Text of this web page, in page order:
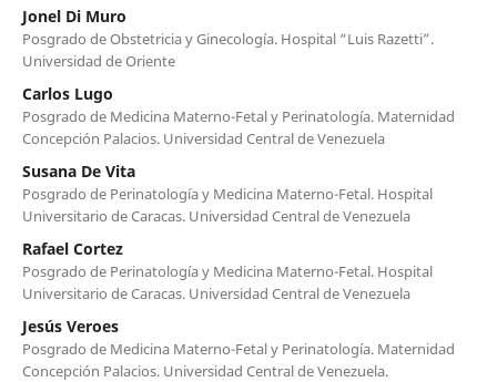
Jonel Di Muro
Posgrado de Obstetricia y Ginecología. Hospital “Luis Razetti”.
Universidad de Oriente
Carlos Lugo
Posgrado de Medicina Materno-Fetal y Perinatología. Maternidad
Concepción Palacios. Universidad Central de Venezuela
Susana De Vita
Posgrado de Perinatología y Medicina Materno-Fetal. Hospital
Universitario de Caracas. Universidad Central de Venezuela
Rafael Cortez
Posgrado de Perinatología y Medicina Materno-Fetal. Hospital
Universitario de Caracas. Universidad Central de Venezuela
Jesús Veroes
Posgrado de Medicina Materno-Fetal y Perinatología. Maternidad
Concepción Palacios. Universidad Central de Venezuela.